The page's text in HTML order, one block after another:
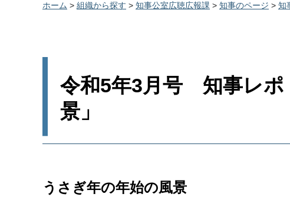
ホーム > 組織から探す > 知事公室広聴広報課 > 知事のページ > 知
令和5年3月号 知事レポ
景」
うさぎ年の年始の風景